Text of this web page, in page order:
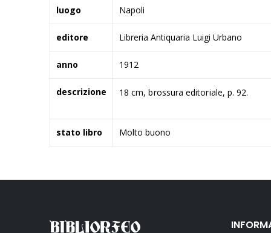
luogo Napoli
editore Libreria Antiquaria Luigi Urbano
anno 1912
descrizione 18 cm, brossura editoriale, p. 92.
stato libro Molto buono